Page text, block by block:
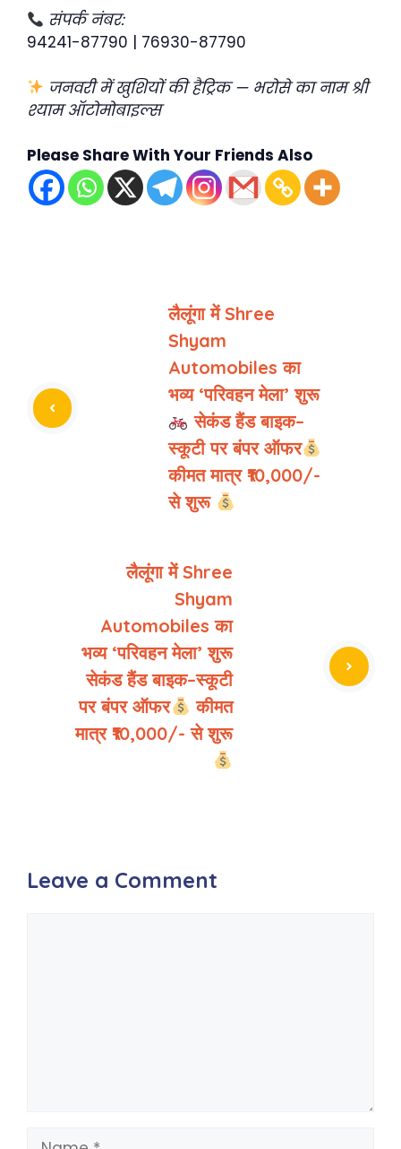
संपर्क नंबर:
94241-87790 | 76930-87790
जनवरी में खुशियों की हैट्रिक — भरोसे का नाम श्री
श्याम ऑटोमोबाइल्स
Please Share With Your Friends Also
लैलूंगा में Shree
Shyam
Automobiles का
भव्य ‘परिवहन मेला’ शुरू
सेकंड हैंड बाइक–
स्कूटी पर बंपर ऑफर
कीमत मात्र ₹10,000/-
से शुरू
लैलूंगा में Shree
Shyam
Automobiles का
भव्य ‘परिवहन मेला’ शुरू
सेकंड हैंड बाइक–स्कूटी
पर बंपर ऑफर
कीमत
मात्र ₹10,000/- से शुरू
Leave a Comment
Name